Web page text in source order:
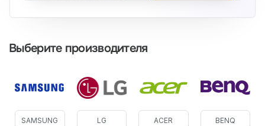
Выберите производителя
SAMSUNG LG ACER BENQ